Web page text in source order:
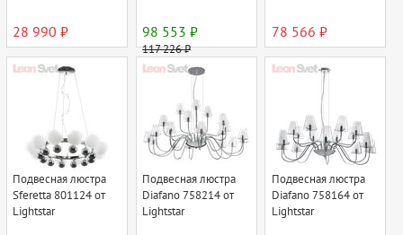
28 990 ₽ 98 553 ₽
117 226 ₽
78 566 ₽
Подвесная люстра
Sferetta 801124 от
Lightstar
Подвесная люстра
Diafano 758214 от
Lightstar
Подвесная люстра
Diafano 758164 от
Lightstar